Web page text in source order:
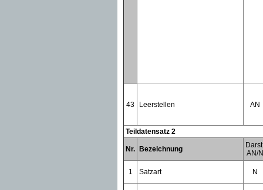
43 Leerstellen AN
Teildatensatz 2
Nr. Bezeichnung
AN/N
1 Satzart N